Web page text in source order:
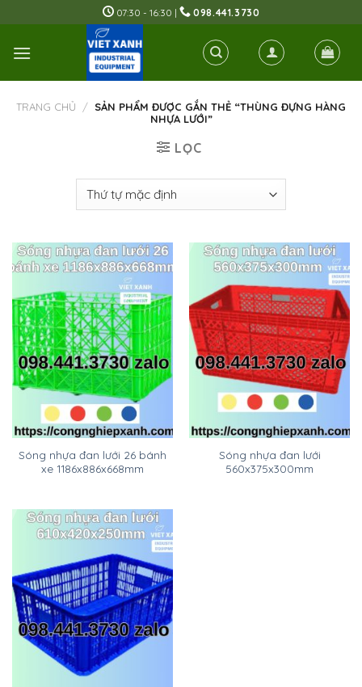
to
content
07:30 - 16:30 | 098.441.3730
TRANG CHỦ / SẢN PHẨM ĐƯỢC GẮN THẺ “THÙNG ĐỰNG HÀNG
NHỰA LƯỚI”
LỌC
Sóng nhựa đan lưới 26 bánh
xe 1186x886x668mm
Sóng nhựa đan lưới
560x375x300mm